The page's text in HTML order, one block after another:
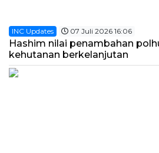
INC Updates 07 Juli 2026 16:06
Hashim nilai penambahan
kehutanan berkelanjutan